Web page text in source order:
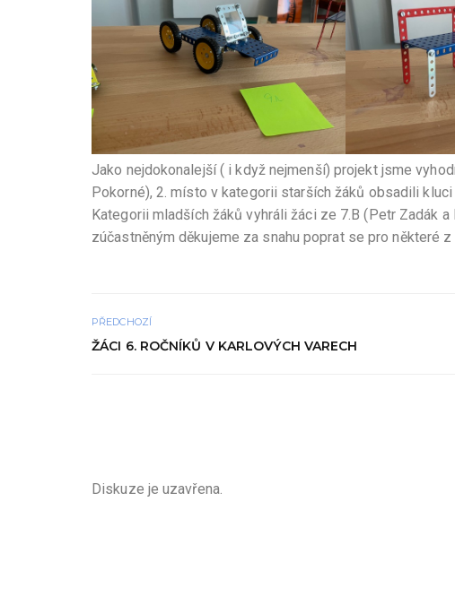
Jako nejdokonalejší ( i když nejmenší) projekt jsme
Pokorné), 2. místo v kategorii starších žáků obsadili
Kategorii mladších žáků vyhráli žáci ze 7.B (Petr Zadák
zúčastněným děkujeme za snahu poprat se pro některé
PŘEDCHOZÍ
ŽÁCI 6. ROČNÍKŮ V KARLOVÝCH VARECH
Diskuze je uzavřena.